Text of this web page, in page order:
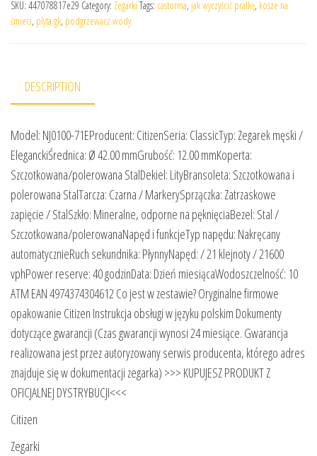
SKU: 447078817e29 Category: Zegarki Tags: castorma, jak wyczyścić pralkę, kosze na
śmieci, plyta gk, podgrzewacz wody
DESCRIPTION
Model: NJ0100-71EProducent: CitizenSeria: ClassicTyp: Zegarek męski /
EleganckiŚrednica: Ø 42.00 mmGrubość: 12.00 mmKoperta:
Szczotkowana/polerowana StalDekiel: LityBransoleta: Szczotkowana i
polerowana StalTarcza: Czarna / MarkerySprzączka: Zatrzaskowe
zapięcie / StalSzkło: Mineralne, odporne na pęknięciaBezel: Stal /
Szczotkowana/polerowanaNapęd i funkcjeTyp napędu: Nakręcany
automatycznieRuch sekundnika: PłynnyNapęd: / 21 klejnoty / 21600
vphPower reserve: 40 godzinData: Dzień miesiącaWodoszczelność: 10
ATM EAN 4974374304612 Co jest w zestawie? Oryginalne firmowe
opakowanie Citizen Instrukcja obsługi w języku polskim Dokumenty
dotyczące gwarancji (Czas gwarancji wynosi 24 miesiące. Gwarancja
realizowana jest przez autoryzowany serwis producenta, którego adres
znajduje się w dokumentacji zegarka) >>> KUPUJESZ PRODUKT Z
OFICJALNEJ DYSTRYBUCJI<<<
Citizen
Zegarki